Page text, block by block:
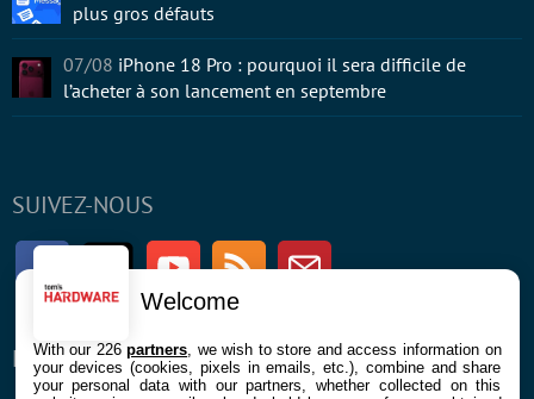
SUIVEZ-NOUS
FacebookTwitter Youtube RSS Newsletter
ENTREPRISE À PROPOS
plus gros défauts
07/08 iPhone 18 Pro : pourquoi il sera difficile de
l’acheter à son lancement en septembre
Welcome
With our 226partners , we wish to store and access information on
your devices (cookies, pixels in emails, etc.), combine and share
your personal data with our partners, whether collected on this